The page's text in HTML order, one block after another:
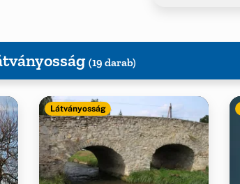
(19 darab)
Látványosság